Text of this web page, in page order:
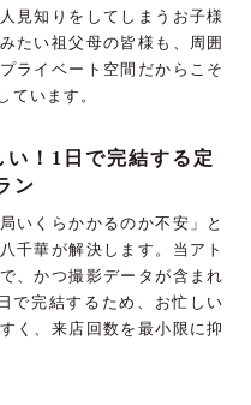
見知りをしてしまうお子様
たい祖父母の皆様も、周囲
ライベート空間だからこそ
ています。
！1日で完結する定
ン
いくらかかるのか不安」と
千華が解決します。当アト
、かつ撮影データが含まれ
で完結するため、お忙しい
く、来店回数を最小限に抑